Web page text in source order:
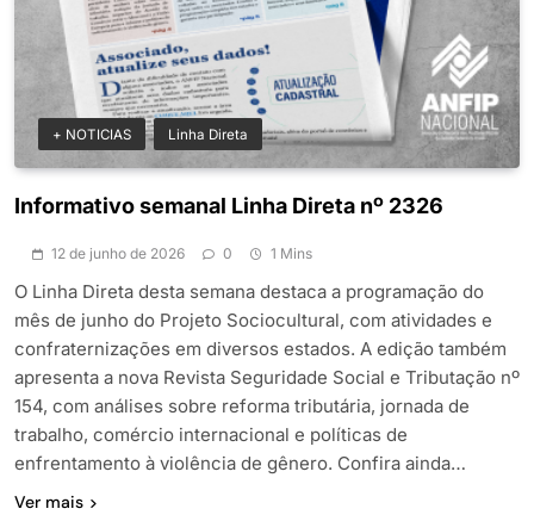
+ NOTICIAS Linha Direta
Informativo semanal Linha Direta nº 2326
12 de junho de 2026 0 1 Mins
O Linha Direta desta semana destaca a programação do
mês de junho do Projeto Sociocultural, com atividades e
confraternizações em diversos estados. A edição também
apresenta a nova Revista Seguridade Social e Tributação nº
154, com análises sobre reforma tributária, jornada de
trabalho, comércio internacional e políticas de
enfrentamento à violência de gênero. Confira ainda…
Ver mais